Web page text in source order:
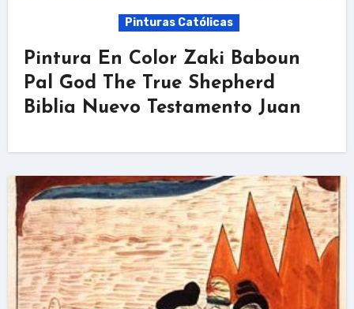
Pinturas Católicas
Pintura En Color Zaki Baboun
Pal God The True Shepherd
Biblia Nuevo Testamento Juan